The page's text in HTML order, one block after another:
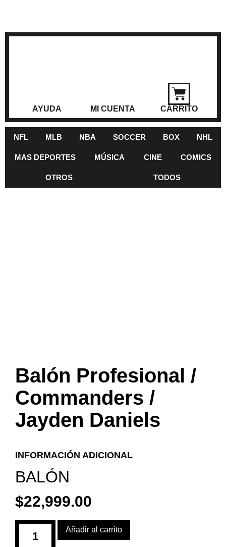
AYUDA MI CUENTA CARRITO
NFL MLB NBA SOCCER BOX NHL
MAS DEPORTES MÚSICA CINE COMICS
OTROS TODOS
Balón Profesional /
Commanders /
Jayden Daniels
INFORMACIÓN ADICIONAL
BALÓN
$22,999.00
Añadir al carrito